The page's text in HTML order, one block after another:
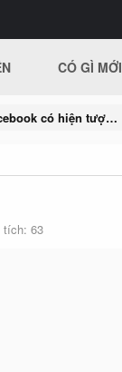
CÓ GÌ MỚI
Cảnh giác khi tài khoản facebook có hiện tượng bất thường
tích 63